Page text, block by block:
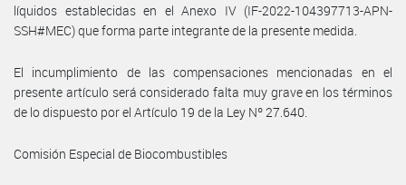
líquidos establecidas en el Anexo IV (IF-2022-104397713-APN-
SSH#MEC) que forma parte integrante de la presente medida.
El incumplimiento de las compensaciones mencionadas en el
presente artículo será considerado falta muy grave en los términos
de lo dispuesto por el Artículo 19 de la Ley Nº 27.640.
Comisión Especial de Biocombustibles